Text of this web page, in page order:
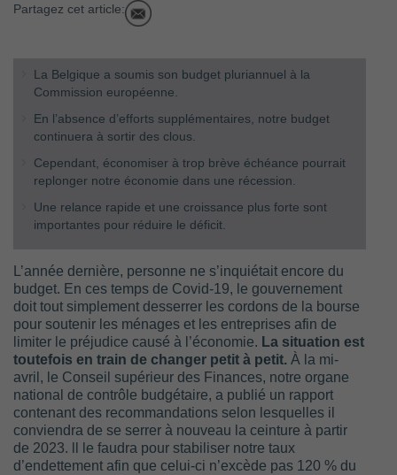
Partagez cet article:
La Belgique a soumis son budget pluriannuel à la
Commission européenne.
En l’absence d’efforts supplémentaires, notre budget
continuera à sortir des clous.
Cependant, économiser à trop brève échéance pourrait
replonger notre économie dans une récession.
Une relance rapide et une croissance plus forte sont
importantes pour réduire le déficit.
L’année dernière, personne ne s’inquiétait encore du
budget. En ces temps de Covid-19, le gouvernement
doit tout simplement desserrer les cordons de la bourse
pour soutenir les ménages et les entreprises afin de
limiter le préjudice causé à l’économie. La situation est
toutefois en train de changer petit à petit. À la mi-
avril, le Conseil supérieur des Finances, notre organe
national de contrôle budgétaire, a publié un rapport
contenant des recommandations selon lesquelles il
conviendra de se serrer à nouveau la ceinture à partir
de 2023. ll le faudra pour stabiliser notre taux
d’endettement afin que celui-ci n’excède pas 120 % du